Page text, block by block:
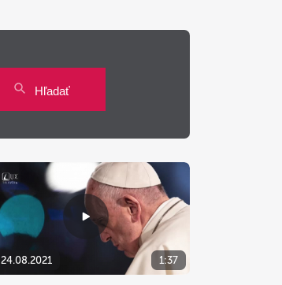
Hľadať
24.08.2021 1:37